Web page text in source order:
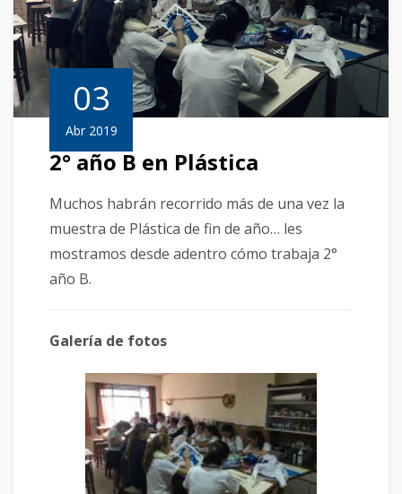
03
Abr 2019
2° año B en Plástica
Muchos habrán recorrido más de una vez la
muestra de Plástica de fin de año… les
mostramos desde adentro cómo trabaja 2°
año B.
Galería de fotos